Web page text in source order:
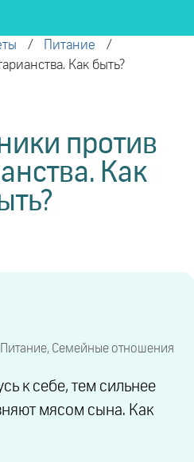
/ Питание /
Как быть?
против
Как
Питание, Семейные отношения
к себе, тем сильнее
мясом сына. Как